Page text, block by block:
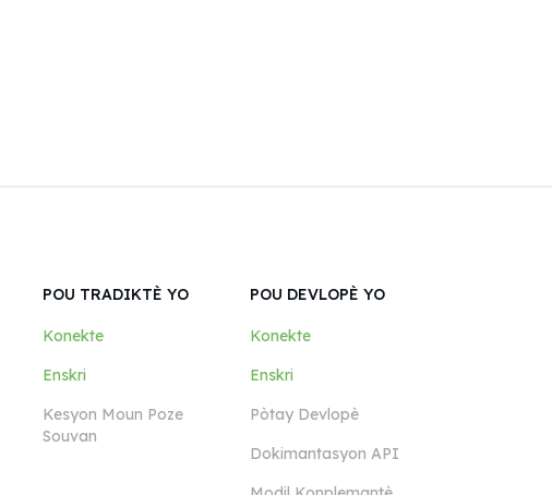
POU TRADIKTÈ YO
Konekte
Enskri
Kesyon Moun Poze
Souvan
POU DEVLOPÈ YO
Konekte
Enskri
Pòtay Devlopè
Dokimantasyon API